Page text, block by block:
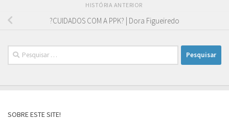
HISTÓRIA ANTERIOR
?CUIDADOS COM A PPK? | Dora Figueiredo
Pesquisar
por:
SOBRE ESTE SITE!